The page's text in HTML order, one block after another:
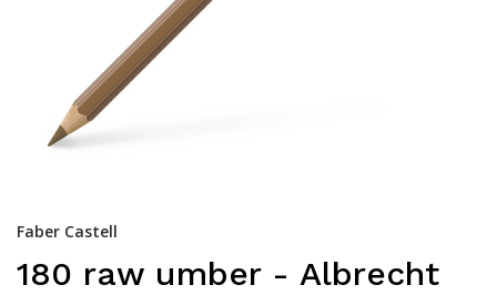
Faber Castell
180 raw umber - Albrecht